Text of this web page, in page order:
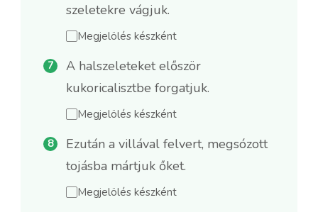
szeletekre vágjuk.
Megjelölés készként
A halszeleteket először
kukoricalisztbe forgatjuk.
Megjelölés készként
Ezután a villával felvert, megsózott
tojásba mártjuk őket.
Megjelölés készként